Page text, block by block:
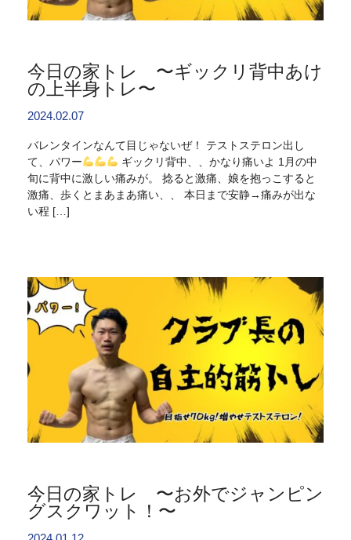
今日の家トレ 〜ギックリ背中あけ
の上半身トレ〜
2024.02.07
バレンタインなんて目じゃないぜ！ テストステロン出し
て、パワー
ギックリ背中、、かなり痛いよ 1月の中
旬に背中に激しい痛みが。 捻ると激痛、娘を抱っこすると
激痛、歩くとまあまあ痛い、、 本日まで安静→痛みが出な
い程 […]
今日の家トレ 〜お外でジャンピン
グスクワット！〜